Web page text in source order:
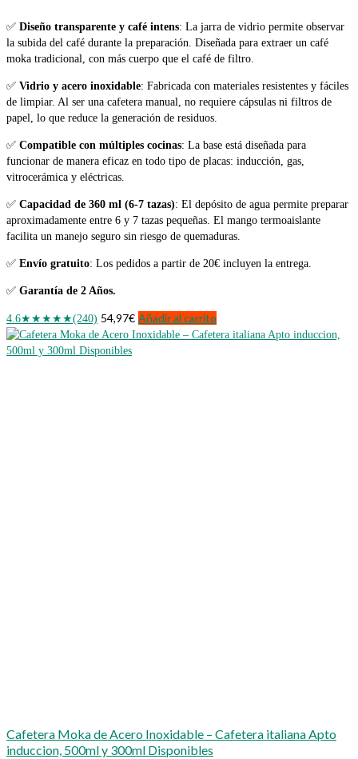
✅ Diseño transparente y café intens: La jarra de vidrio permite observar
la subida del café durante la preparación. Diseñada para extraer un café
moka tradicional, con más cuerpo que el café de filtro.
✅ Vidrio y acero inoxidable: Fabricada con materiales resistentes y fáciles
de limpiar. Al ser una cafetera manual, no requiere cápsulas ni filtros de
papel, lo que reduce la generación de residuos.
✅ Compatible con múltiples cocinas: La base está diseñada para
funcionar de manera eficaz en todo tipo de placas: inducción, gas,
vitrocerámica y eléctricas.
✅ Capacidad de 360 ml (6-7 tazas): El depósito de agua permite preparar
aproximadamente entre 6 y 7 tazas pequeñas. El mango termoaislante
facilita un manejo seguro sin riesgo de quemaduras.
✅ Envío gratuito: Los pedidos a partir de 20€ incluyen la entrega.
✅ Garantía de 2 Años.
4.6★★★★★(240) 54,97€ Añadir al carrito
Cafetera Moka de Acero Inoxidable – Cafetera italiana Apto
induccion, 500ml y 300ml Disponibles